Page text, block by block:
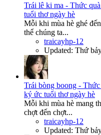
Trái lê ki ma - Thức
tuổi thơ ngày hè
Mỗi khi mùa hè ghé
thể chúng ta...
traicayhp-12
Updated: Thứ
Trái bòng boong -
ký ức tuổi thơ ngày hè
Mỗi khi mùa hè mang
chợt đến chợt...
traicayhp-12
Updated: Thứ